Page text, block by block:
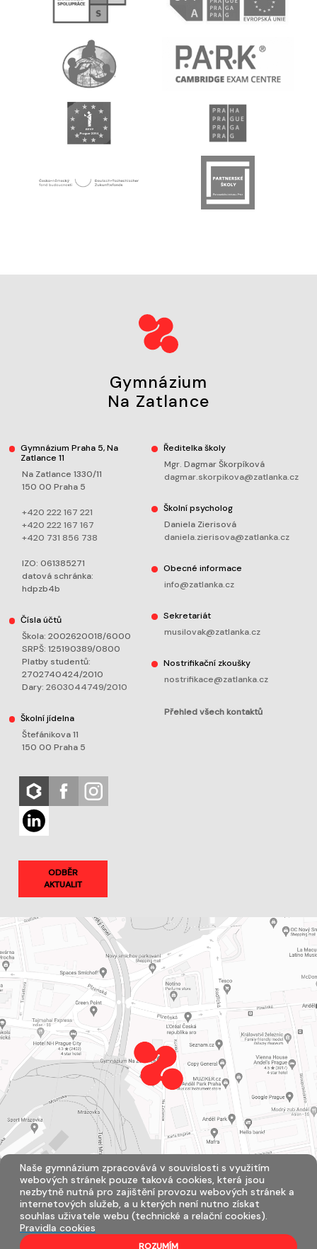
Gymnázium
Na Zatlance
Gymnázium Praha 5, Na
Zatlance 11
Na Zatlance 1330/11
150 00 Praha 5
+420 222 167 221
+420 222 167 167
+420 731 856 738
IZO: 061385271
datová schránka:
hdpzb4b
Čísla účtů
Škola: 2002620018/6000
SRPŠ: 125190389/0800
Platby studentů:
2702740424/2010
Dary: 2603044749/2010
Školní jídelna
Štefánikova 11
150 00 Praha 5
ODBĚR
AKTUALIT
Ředitelka školy
Mgr. Dagmar Škorpíková
dagmar.skorpikova@zatlanka.cz
Školní psycholog
Daniela Zierisová
daniela.zierisova@zatlanka.cz
Obecné informace
info@zatlanka.cz
Sekretariát
musilovak@zatlanka.cz
Nostrifikační zkoušky
nostrifikace@zatlanka.cz
Přehled všech kontaktů
Naše gymnázium zpracovává v souvislosti s využitím
webových stránek pouze taková cookies, která jsou
nezbytně nutná pro zajištění provozu webových stránek a
internetových služeb, a u kterých není nutno získat
souhlas uživatele webu (technické a relační cookies).
Pravidla cookies
ROZUMÍM